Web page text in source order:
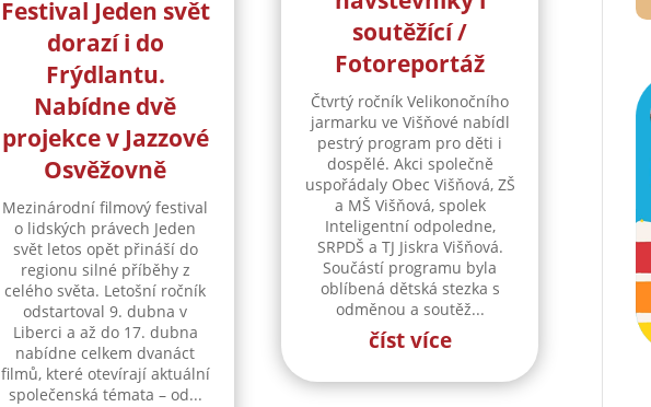
Festival Jeden svět
dorazí i do
Frýdlantu.
Nabídne dvě
projekce v Jazzové
Osvěžovně
Mezinárodní filmový festival
o lidských právech Jeden
svět letos opět přináší do
regionu silné příběhy z
celého světa. Letošní ročník
odstartoval 9. dubna v
Liberci a až do 17. dubna
nabídne celkem dvanáct
filmů, které otevírají aktuální
společenská témata – od...
soutěžící /
Fotoreportáž
Čtvrtý ročník Velikonočního
jarmarku ve Višňové nabídl
pestrý program pro děti i
dospělé. Akci společně
uspořádaly Obec Višňová, ZŠ
a MŠ Višňová, spolek
Inteligentní odpoledne,
SRPDŠ a TJ Jiskra Višňová.
Součástí programu byla
oblíbená dětská stezka s
odměnou a soutěž...
číst více